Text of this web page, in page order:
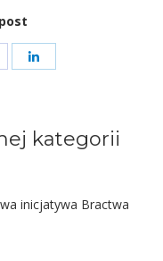
Share
kategorii
inicjatywa Bractwa